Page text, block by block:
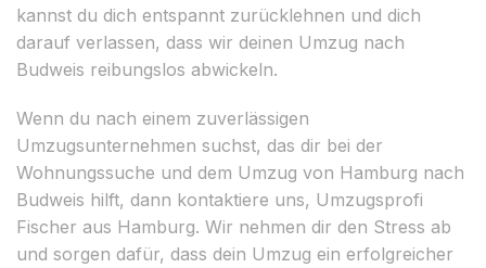
kannst du dich entspannt zurücklehnen und dich
darauf verlassen, dass wir deinen Umzug nach
Budweis reibungslos abwickeln.
Wenn du nach einem zuverlässigen
Umzugsunternehmen suchst, das dir bei der
Wohnungssuche und dem Umzug von Hamburg nach
Budweis hilft, dann kontaktiere uns, Umzugsprofi
Fischer aus Hamburg. Wir nehmen dir den Stress ab
und sorgen dafür, dass dein Umzug ein erfolgreicher